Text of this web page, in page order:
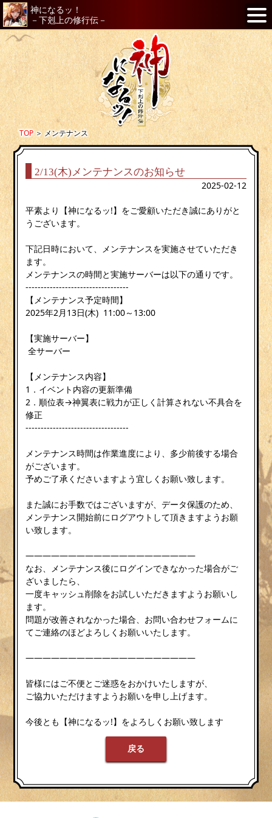
神になるッ！
－下剋上の修行伝－
TOP＞メンテナンス
2/13(木)メンテナンスのお知らせ
2025-02-12
平素より【神になるッ!】をご愛顧いただき誠にありがと
うございます。
下記日時において、メンテナンスを実施させていただき
ます。
メンテナンスの時間と実施サーバーは以下の通りです。
----------------------------------
【メンテナンス予定時間】
2025年2月13日(木) 11:00～13:00
【実施サーバー】
全サーバー
【メンテナンス内容】
1．イベント内容の更新準備
2．順位表→神翼表に戦力が正しく計算されない不具合を
修正
----------------------------------
メンテナンス時間は作業進度により、多少前後する場合
がございます。
予めご了承くださいますよう宜しくお願い致します。
また誠にお手数ではございますが、データ保護のため、
メンテナンス開始前にログアウトして頂きますようお願
い致します。
————————————————————
なお、メンテナンス後にログインできなかった場合がご
ざいましたら、
一度キャッシュ削除をお試しいただきますようお願いし
ます。
問題が改善されなかった場合、お問い合わせフォームに
てご連絡のほどよろしくお願いいたします。
————————————————————
皆様にはご不便とご迷惑をおかけいたしますが、
ご協力いただけますようお願いを申し上げます。
今後とも【神になるッ!】をよろしくお願い致します
戻る